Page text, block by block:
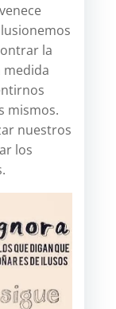
la
medida
mismos.
nuestros
los